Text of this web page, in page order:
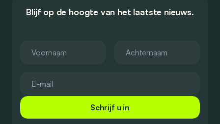
Blijf op de hoogte van het laatste nieuws.
Schrijf u in